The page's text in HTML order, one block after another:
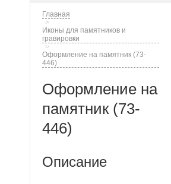
Главная
Иконы для памятников и
гравировки
Оформление на памятник (73-
446)
Оформление на
памятник (73-
446)
Описание